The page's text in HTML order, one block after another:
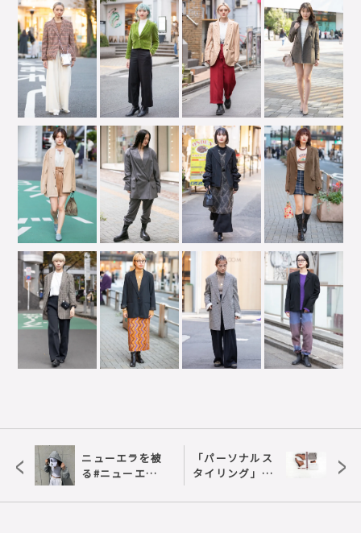
<
ニューエラを被
る#ニューエラ
「パーソナルス
タイリング」知
代女性のファッ
>